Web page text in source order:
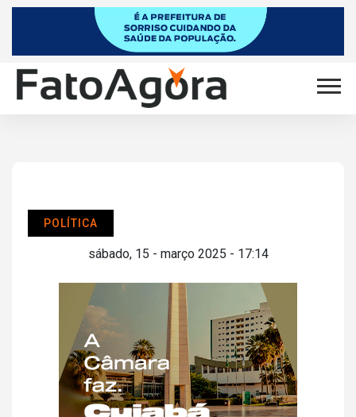
POLÍTICA
sábado, 15 - março 2025 - 17:14